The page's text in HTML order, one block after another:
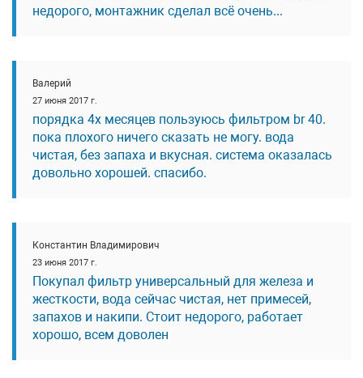
недорого, монтажник сделал всё очень...
Валерий
27 июня 2017 г.
порядка 4х месяцев пользуюсь фильтром br 40.
пока плохого ничего сказать не могу. вода
чистая, без запаха и вкусная. система оказалась
довольно хорошей. спасибо.
Константин Владимирович
23 июня 2017 г.
Покупал фильтр универсальный для железа и
жесткости, вода сейчас чистая, нет примесей,
запахов и накипи. Стоит недорого, работает
хорошо, всем доволен